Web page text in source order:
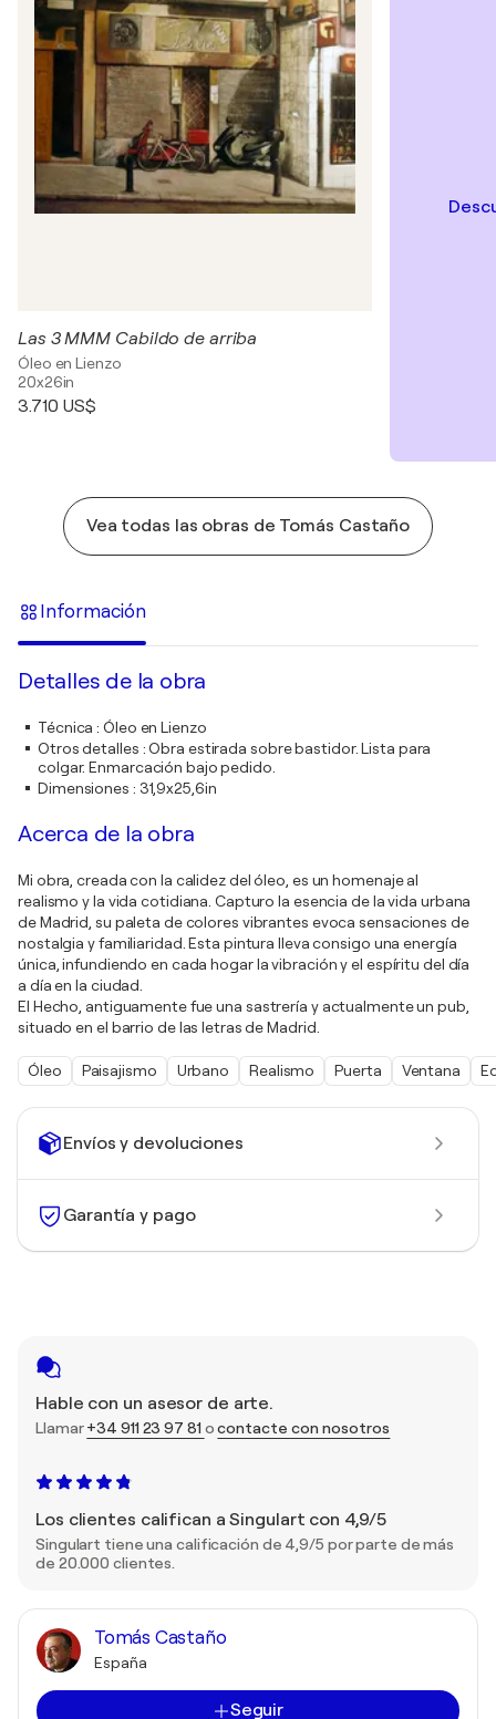
Envíos y devoluciones
Garantía y pago
Hable con un asesor de arte.
Llamar+34 911 23 97 81 ocontacte con nosotros
Los clientes califican a Singulart con 4,9/5
Singulart tiene una calificación de 4,9/5 por parte de más
de 20.000 clientes.
Tomás Castaño
España
Seguir
Las 3 MMM Cabildo de arriba
Óleo en Lienzo
20x26in
3.710 US$
Vea todas las obras de Tomás Castaño
Información
Detalles de la obra
Técnica :Óleo en Lienzo
Otros detalles :Obra estirada sobre bastidor. Lista para
colgar. Enmarcación bajo pedido.
Dimensiones : 31,9x25,6in
Acerca de la obra
Mi obra, creada con la calidez del óleo, es un homenaje al
realismo y la vida cotidiana. Capturo la esencia de la vida urbana
de Madrid, su paleta de colores vibrantes evoca sensaciones de
nostalgia y familiaridad. Esta pintura lleva consigo una energía
única, infundiendo en cada hogar la vibración y el espíritu del día
a día en la ciudad.
El Hecho, antiguamente fue una sastrería y actualmente un pub,
situado en el barrio de las letras de Madrid.
Óleo Paisajismo Urbano Realismo Puerta Ventana